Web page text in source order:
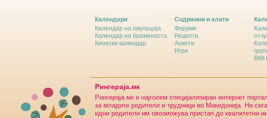
Календари
Календар на овулација
Календар на бременоста
Кинески календар
Содржини и алати
Форуми
Рецепти
Анкети
Игри
BMI
Рингераја.мк
Рингераја.мк е најголем специјализиран интернет
за младите родители и трудници во Македонија. На
идни родители им овозможува пристап до квалитетни